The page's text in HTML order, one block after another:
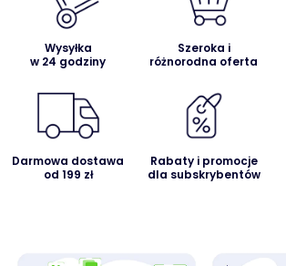
Wysyłka
w 24 godziny
Szeroka i
różnorodna oferta
Darmowa dostawa
od 199 zł
Rabaty i promocje
dla subskrybentów